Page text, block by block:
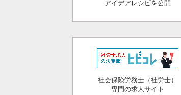
アイデアレシピを公開
社会保険労務士（社労士）
専門の求人サイト